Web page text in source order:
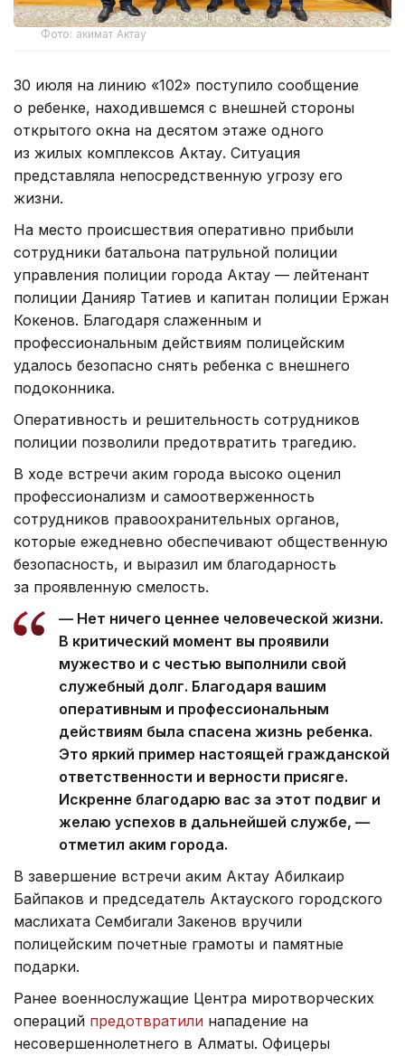
Фото: акимат Актау
30 июля на линию «102» поступило сообщение
о ребенке, находившемся с внешней стороны
открытого окна на десятом этаже одного
из жилых комплексов Актау. Ситуация
представляла непосредственную угрозу его
жизни.
На место происшествия оперативно прибыли
сотрудники батальона патрульной полиции
управления полиции города Актау — лейтенант
полиции Данияр Татиев и капитан полиции Ержан
Кокенов. Благодаря слаженным и
профессиональным действиям полицейским
удалось безопасно снять ребенка с внешнего
подоконника.
Оперативность и решительность сотрудников
полиции позволили предотвратить трагедию.
В ходе встречи аким города высоко оценил
профессионализм и самоотверженность
сотрудников правоохранительных органов,
которые ежедневно обеспечивают общественную
безопасность, и выразил им благодарность
за проявленную смелость.
— Нет ничего ценнее человеческой жизни.
В критический момент вы проявили
мужество и с честью выполнили свой
служебный долг. Благодаря вашим
оперативным и профессиональным
действиям была спасена жизнь ребенка.
Это яркий пример настоящей гражданской
ответственности и верности присяге.
Искренне благодарю вас за этот подвиг и
желаю успехов в дальнейшей службе, —
отметил аким города.
В завершение встречи аким Актау Абилкаир
Байпаков и председатель Актауского городского
маслихата Сембигали Закенов вручили
полицейским почетные грамоты и памятные
подарки.
Ранее военнослужащие Центра миротворческих
операций предотвратили нападение на
несовершеннолетнего в Алматы. Офицеры